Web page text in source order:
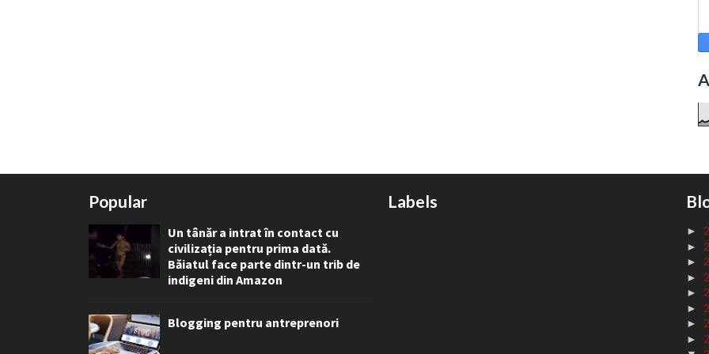
Popular
Un tânăr a intrat în contact cu
civilizația pentru prima dată.
Băiatul face parte dintr-un trib de
indigeni din Amazon
Blogging pentru antreprenori
Labels
►
►
►
►
►
►
►
►